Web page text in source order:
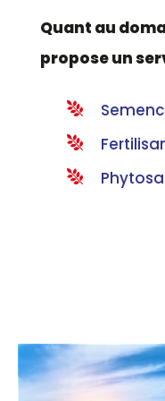
Quant au
propose un